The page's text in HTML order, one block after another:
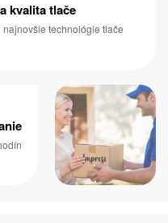
kvalita tlače
najnovšie technológie tlače